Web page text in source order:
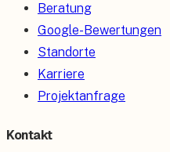
Beratung
Google-Bewertungen
Standorte
Karriere
Projektanfrage
Kontakt